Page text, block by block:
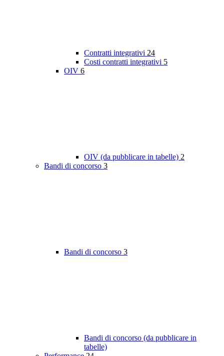
Contratti integrativi 24
Costi contratti integrativi 5
OIV 6
OIV (da pubblicare in tabelle) 2
Bandi di concorso 3
Bandi di concorso 3
Bandi di concorso (da pubblicare in
tabelle)